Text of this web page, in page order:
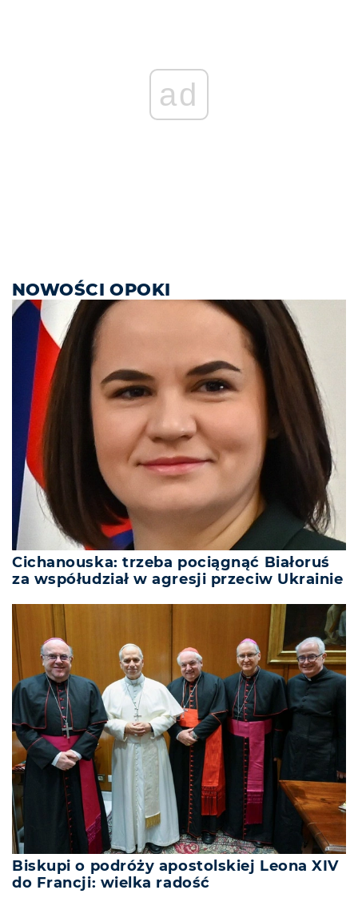
ad
NOWOŚCI OPOKI
Cichanouska: trzeba pociągnąć Białoruś
za współudział w agresji przeciw Ukrainie
Biskupi o podróży apostolskiej Leona XIV
do Francji: wielka radość